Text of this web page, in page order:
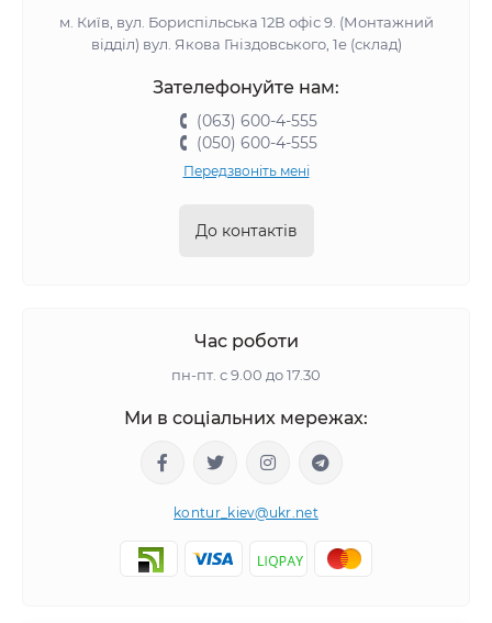
м. Київ, вул. Бориспільська 12В офіс 9. (Монтажний
відділ) вул. Якова Гніздовського, 1е (склад)
Зателефонуйте нам:
(063) 600-4-555
(050) 600-4-555
Передзвоніть мені
До контактів
Час роботи
пн-пт. с 9.00 до 17.30
Ми в соціальних мережах:
kontur_kiev@ukr.net